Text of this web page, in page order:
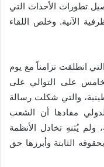
تطورات الأحداث التي
الآنية. وخلص اللقاء
انطلقت تزامناً مع يوم
على التوالي على
والتي شكلت رسالة
مفادها أن الشعب
ولم يُثنهِ تخادل الأنظمة
الثابتة وأبرزها حق